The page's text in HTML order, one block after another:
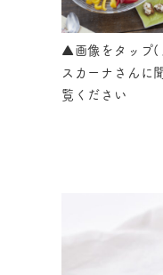
▲画像をタップ(
スカーナさんに
覧ください